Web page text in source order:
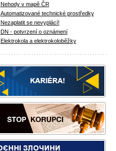
Nehody v mapě ČR
Automatizované technické prostředky
Nezaplatit se nevyplácí!
DN - potvrzení o oznámení
Elektrokola a elektrokoloběžky